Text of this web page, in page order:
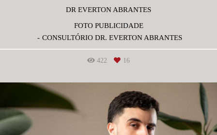
DR EVERTON ABRANTES
FOTO PUBLICIDADE
CONSULTÓRIO DR. EVERTON ABRANTES
422 16